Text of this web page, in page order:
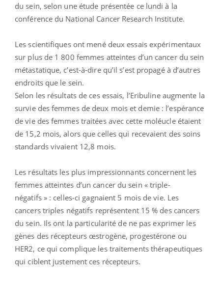
du sein, selon une étude présentée ce lundi à la
conférence du National Cancer Research Institute.
Les scientifiques ont mené deux essais expérimentaux
sur plus de 1 800 femmes atteintes d’un cancer du sein
métastatique, c’est-à-dire qu’il s’est propagé à d’autres
endroits que le sein.
Selon les résultats de ces essais, l’Eribuline augmente la
survie des femmes de deux mois et demie : l’espérance
de vie des femmes traitées avec cette moléucle étaient
de 15,2 mois, alors que celles qui recevaient des soins
standards vivaient 12,8 mois.
Les résultats les plus impressionnants concernent les
femmes atteintes d’un cancer du sein « triple-
négatifs » : celles-ci gagnaient 5 mois de vie. Les
cancers triples négatifs représentent 15 % des cancers
du sein. Ils ont la particularité de ne pas exprimer les
gènes des récepteurs œstrogène, progestérone ou
HER2, ce qui complique les traitements thérapeutiques
qui ciblent justement ces récepteurs.